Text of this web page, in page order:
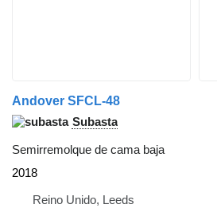
Andover SFCL-48
Subasta
Semirremolque de cama baja
2018
Reino Unido, Leeds